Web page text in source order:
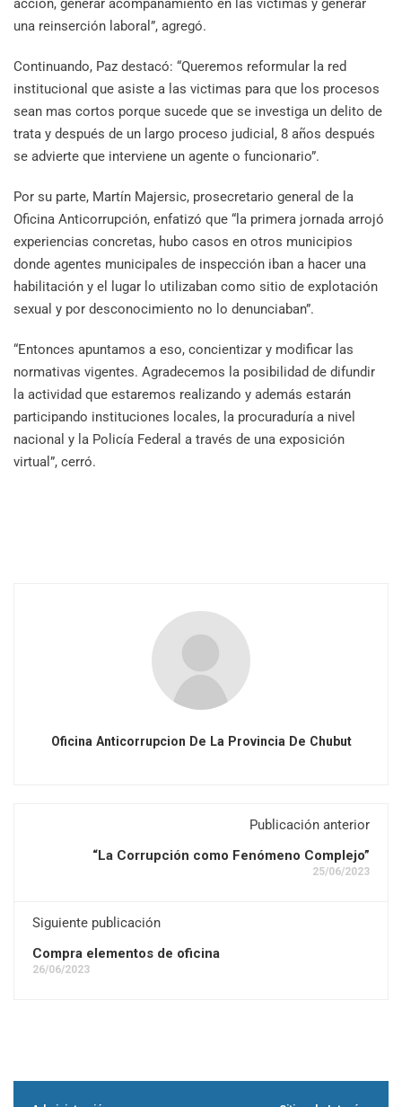
acción, generar acompañamiento en las víctimas y generar
una reinserción laboral”, agregó.
Continuando, Paz destacó: “Queremos reformular la red
institucional que asiste a las victimas para que los procesos
sean mas cortos porque sucede que se investiga un delito de
trata y después de un largo proceso judicial, 8 años después
se advierte que interviene un agente o funcionario”.
Por su parte, Martín Majersic, prosecretario general de la
Oficina Anticorrupción, enfatizó que “la primera jornada arrojó
experiencias concretas, hubo casos en otros municipios
donde agentes municipales de inspección iban a hacer una
habilitación y el lugar lo utilizaban como sitio de explotación
sexual y por desconocimiento no lo denunciaban”.
“Entonces apuntamos a eso, concientizar y modificar las
normativas vigentes. Agradecemos la posibilidad de difundir
la actividad que estaremos realizando y además estarán
participando instituciones locales, la procuraduría a nivel
nacional y la Policía Federal a través de una exposición
virtual”, cerró.
Oficina Anticorrupcion De La Provincia De Chubut
Publicación anterior
“La Corrupción como Fenómeno Complejo”
25/06/2023
Siguiente publicación
Compra elementos de oficina
26/06/2023